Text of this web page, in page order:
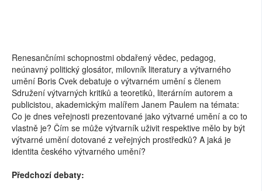
Renesančními schopnostmi obdařený vědec, pedagog,
neúnavný politický glosátor, milovník literatury a výtvarného
umění Boris Cvek debatuje o výtvarném umění s členem
Sdružení výtvarných kritiků a teoretiků, literárním autorem a
publicistou, akademickým malířem Janem Paulem na témata:
Co je dnes veřejnosti prezentované jako výtvarné umění a co to
vlastně je? Čím se může výtvarník uživit respektive mělo by být
výtvarné umění dotované z veřejných prostředků? A jaká je
identita českého výtvarného umění?
Předchozí debaty: